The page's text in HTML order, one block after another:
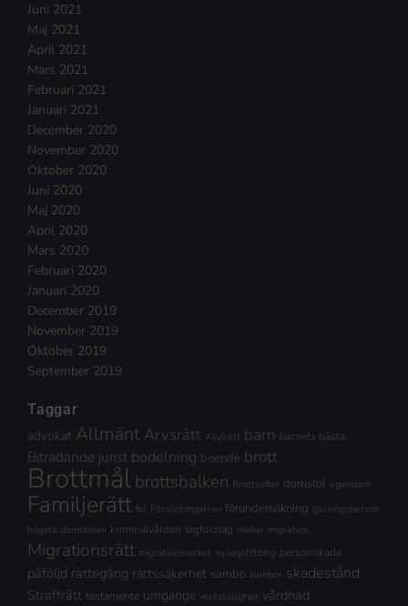
Juni 2021
Maj 2021
April 2021
Mars 2021
Februari 2021
Januari 2021
December 2020
November 2020
Oktober 2020
Juni 2020
Maj 2020
April 2020
Mars 2020
Februari 2020
Januari 2020
December 2019
November 2019
Oktober 2019
September 2019
Taggar
advokat Allmänt Arvsrätt Asylrätt barn barnets bästa
Biträdande jurist bodelning boende brott
Brottmålbrottsbalken Brottsoffer domstol egendom
Familjerätt fel Försörjningskrav förundersökning gärningsperson
högsta domstolen kriminalvården lagförslag makar migration
Migrationsrätt migrationsverket ny lagstiftning personskada
påföljd rättegång rättssäkerhet sambo sambor skadestånd
Straffrätt testamente umgänge verkställighet vårdnad